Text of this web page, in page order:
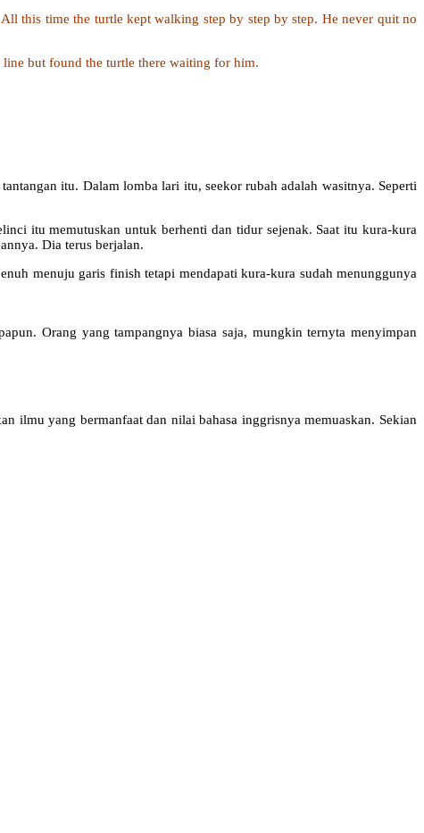
this time the turtle kept walking step by step by step. He never quit no
but found the turtle there waiting for him.
itu. Dalam lomba lari itu, seekor rubah adalah wasitnya. Seperti
itu memutuskan untuk berhenti dan tidur sejenak. Saat itu kura-kura
Dia terus berjalan.
menuju garis finish tetapi mendapati kura-kura sudah menunggunya
Orang yang tampangnya biasa saja, mungkin ternyta menyimpan
ilmu yang bermanfaat dan nilai bahasa inggrisnya memuaskan. Sekian